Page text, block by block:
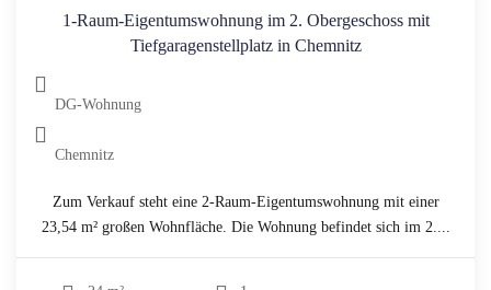
1-Raum-Eigentumswohnung im 2. Obergeschoss mit
Tiefgaragenstellplatz in Chemnitz
DG-Wohnung
Chemnitz
Zum Verkauf steht eine 2-Raum-Eigentumswohnung mit einer
23,54 m² großen Wohnfläche. Die Wohnung befindet sich im 2....